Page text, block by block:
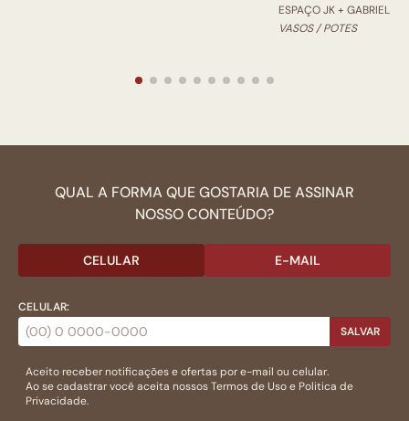
ESPAÇO JK + GABRIEL
VASOS / POTES
QUAL A FORMA QUE GOSTARIA DE ASSINAR
NOSSO CONTEÚDO?
CELULAR E-MAIL
CELULAR:
SALVAR
Aceito receber notificações e ofertas por e-mail ou celular.
Ao se cadastrar você aceita nossosTermos de Usoe Politica de
Privacidade.